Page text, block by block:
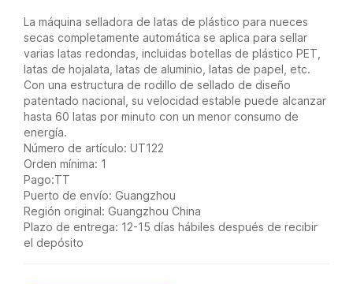
La máquina selladora de latas de plástico para nueces
secas completamente automática se aplica para sellar
varias latas redondas, incluidas botellas de plástico PET,
latas de hojalata, latas de aluminio, latas de papel, etc.
Con una estructura de rodillo de sellado de diseño
patentado nacional, su velocidad estable puede alcanzar
hasta 60 latas por minuto con un menor consumo de
energía.
Número de artículo: UT122
Orden mínima: 1
Pago:TT
Puerto de envío: Guangzhou
Región original: Guangzhou China
Plazo de entrega: 12-15 días hábiles después de recibir
el depósito